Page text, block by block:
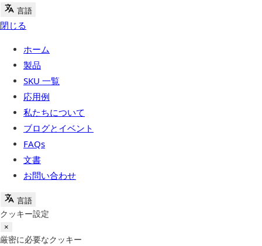
言語
閉じる
ホーム
製品
SKU 一覧
応用例
私たちについて
ブログとイベント
FAQs
文書
お問い合わせ
言語
クッキー設定
×
厳密に必要なクッキー